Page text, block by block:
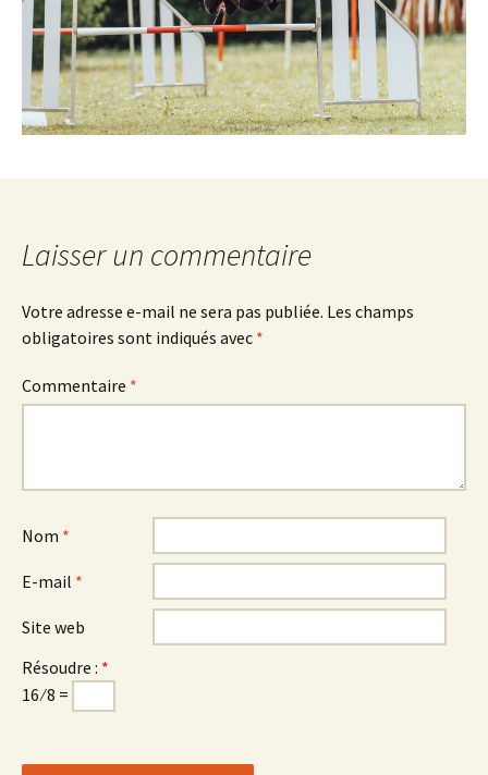
Laisser un commentaire
Votre adresse e-mail ne sera pas publiée. Les champs
obligatoires sont indiqués avec *
Commentaire *
Nom *
E-mail *
Site web
Résoudre : *
16 ⁄ 8 =